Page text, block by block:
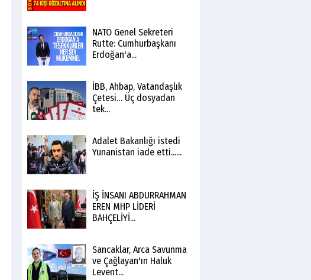
NATO Genel Sekreteri
Rutte: Cumhurbaşkanı
Erdoğan'a...
İBB, Ahbap, Vatandaşlık
Çetesi… Üç dosyadan
tek...
Adalet Bakanlığı istedi
Yunanistan iade etti......
İŞ İNSANI ABDURRAHMAN
EREN MHP LİDERİ
BAHÇELİYİ...
Sancaklar, Arca Savunma
ve Çağlayan'ın Haluk
Levent...